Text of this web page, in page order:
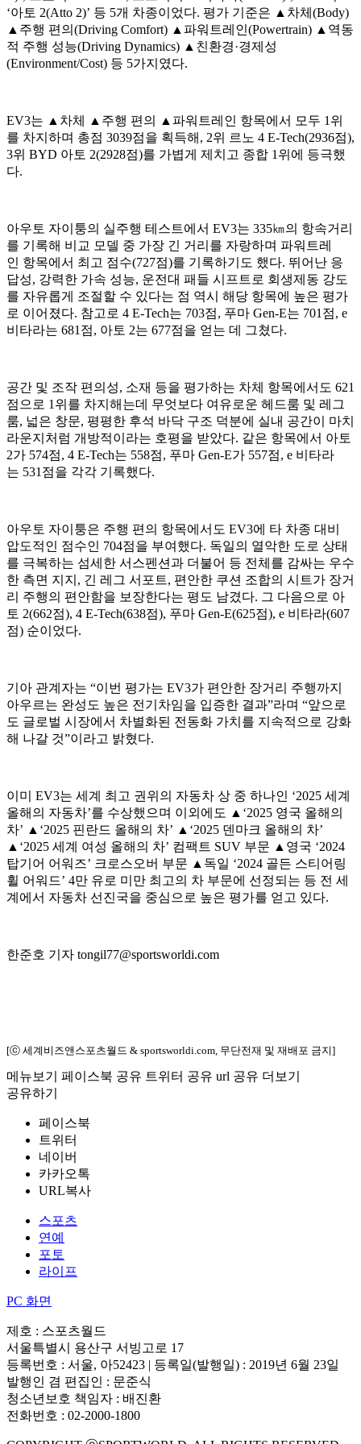
‘아토 2(Atto 2)’ 등 5개 차종이었다. 평가 기준은 ▲차체(Body)
▲주행 편의(Driving Comfort) ▲파워트레인(Powertrain) ▲역동
적 주행 성능(Driving Dynamics) ▲친환경·경제성
(Environment/Cost) 등 5가지였다.
EV3는 ▲차체 ▲주행 편의 ▲파워트레인 항목에서 모두 1위
를 차지하며 총점 3039점을 획득해, 2위 르노 4 E-Tech(2936점),
3위 BYD 아토 2(2928점)를 가볍게 제치고 종합 1위에 등극했
다.
아우토 자이퉁의 실주행 테스트에서 EV3는 335㎞의 항속거리
를 기록해 비교 모델 중 가장 긴 거리를 자랑하며 파워트레
인 항목에서 최고 점수(727점)를 기록하기도 했다. 뛰어난 응
답성, 강력한 가속 성능, 운전대 패들 시프트로 회생제동 강도
를 자유롭게 조절할 수 있다는 점 역시 해당 항목에 높은 평가
로 이어졌다. 참고로 4 E-Tech는 703점, 푸마 Gen-E는 701점, e
비타라는 681점, 아토 2는 677점을 얻는 데 그쳤다.
공간 및 조작 편의성, 소재 등을 평가하는 차체 항목에서도 621
점으로 1위를 차지해는데 무엇보다 여유로운 헤드룸 및 레그
룸, 넓은 창문, 평평한 후석 바닥 구조 덕분에 실내 공간이 마치
라운지처럼 개방적이라는 호평을 받았다. 같은 항목에서 아토
2가 574점, 4 E-Tech는 558점, 푸마 Gen-E가 557점, e 비타라
는 531점을 각각 기록했다.
아우토 자이퉁은 주행 편의 항목에서도 EV3에 타 차종 대비
압도적인 점수인 704점을 부여했다. 독일의 열악한 도로 상태
를 극복하는 섬세한 서스펜션과 더불어 등 전체를 감싸는 우수
한 측면 지지, 긴 레그 서포트, 편안한 쿠션 조합의 시트가 장거
리 주행의 편안함을 보장한다는 평도 남겼다. 그 다음으로 아
토 2(662점), 4 E-Tech(638점), 푸마 Gen-E(625점), e 비타라(607
점) 순이었다.
기아 관계자는 “이번 평가는 EV3가 편안한 장거리 주행까지
아우르는 완성도 높은 전기차임을 입증한 결과”라며 “앞으로
도 글로벌 시장에서 차별화된 전동화 가치를 지속적으로 강화
해 나갈 것”이라고 밝혔다.
이미 EV3는 세계 최고 권위의 자동차 상 중 하나인 ‘2025 세계
올해의 자동차’를 수상했으며 이외에도 ▲‘2025 영국 올해의
차’ ▲‘2025 핀란드 올해의 차’ ▲‘2025 덴마크 올해의 차’
▲‘2025 세계 여성 올해의 차’ 컴팩트 SUV 부문 ▲영국 ‘2024
탑기어 어워즈’ 크로스오버 부문 ▲독일 ‘2024 골든 스티어링
휠 어워드’ 4만 유로 미만 최고의 차 부문에 선정되는 등 전 세
계에서 자동차 선진국을 중심으로 높은 평가를 얻고 있다.
한준호 기자 tongil77@sportsworldi.com
[ⓒ 세계비즈앤스포츠월드 & sportsworldi.com, 무단전재 및 재배포 금지]
메뉴보기 페이스북 공유 트위터 공유 url 공유 더보기
공유하기
페이스북
트위터
네이버
카카오톡
URL복사
스포츠
연예
포토
라이프
PC 화면
제호 : 스포츠월드
서울특별시 용산구 서빙고로 17
등록번호 : 서울, 아52423 | 등록일(발행일) : 2019년 6월 23일
발행인 겸 편집인 : 문준식
청소년보호 책임자 : 배진환
전화번호 : 02-2000-1800